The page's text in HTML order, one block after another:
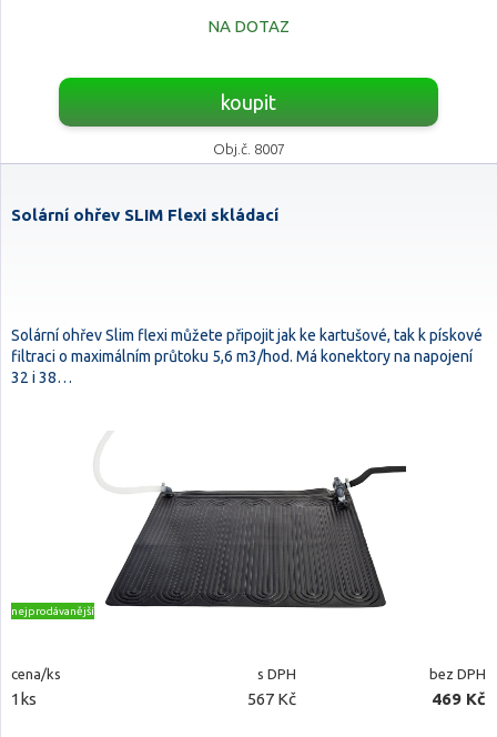
NA DOTAZ
koupit
Obj.č. 8007
Solární ohřev SLIM Flexi skládací
Solární ohřev Slim flexi můžete připojit jak ke kartušové, tak k pískové
filtraci o maximálním průtoku 5,6 m3/hod. Má konektory na napojení
32 i 38…
nejprodávanější
cena/ks s DPH bez DPH
1ks 567 Kč 469 Kč